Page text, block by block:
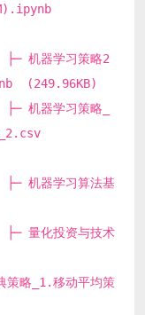
习策略2
(249.96KB)
习策略_
习算法基
资与技术
_1.移动平均策